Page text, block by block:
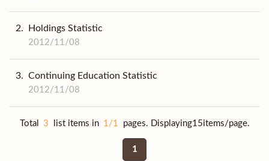
2. Holdings Statistic
2012/11/08
3. Continuing Education Statistic
2012/11/08
Total 3 list items in 1/1 pages. Displaying15items/page.
1